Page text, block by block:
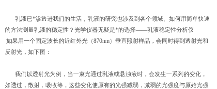
乳液已*渗透进我们的生活，乳液的研究也涉及到各个领域。如何用简单快速
的方法测量乳液的稳定性？光学仪器无疑是*的选择——乳液稳定性分析仪
如果用一个固定波长的近红外光（870nm）垂直照射样品，会同时得到透射光和
反射光，如下图：
我们以透射光为例，当一束光通过乳液或悬浊液时，会发生一系列的变化，
如透过，散射，吸收等，这些变化使原有的光强减弱，减弱的光强度与原始光强